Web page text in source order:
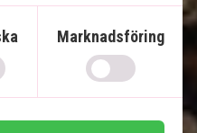
Lanka med privat
Marknadsföring